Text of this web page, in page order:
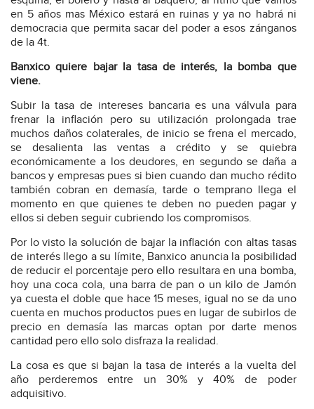
en 5 años mas México estará en ruinas y ya no habrá ni
democracia que permita sacar del poder a esos zánganos
de la 4t.
Banxico quiere bajar la tasa de interés, la bomba que
viene.
Subir la tasa de intereses bancaria es una válvula para
frenar la inflación pero su utilización prolongada trae
muchos daños colaterales, de inicio se frena el mercado,
se desalienta las ventas a crédito y se quiebra
económicamente a los deudores, en segundo se daña a
bancos y empresas pues si bien cuando dan mucho rédito
también cobran en demasía, tarde o temprano llega el
momento en que quienes te deben no pueden pagar y
ellos si deben seguir cubriendo los compromisos.
Por lo visto la solución de bajar la inflación con altas tasas
de interés llego a su límite, Banxico anuncia la posibilidad
de reducir el porcentaje pero ello resultara en una bomba,
hoy una coca cola, una barra de pan o un kilo de Jamón
ya cuesta el doble que hace 15 meses, igual no se da uno
cuenta en muchos productos pues en lugar de subirlos de
precio en demasía las marcas optan por darte menos
cantidad pero ello solo disfraza la realidad.
La cosa es que si bajan la tasa de interés a la vuelta del
año perderemos entre un 30% y 40% de poder
adquisitivo.